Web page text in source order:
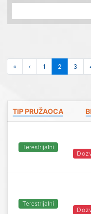
« ‹ 1 2 3
TIP PRUŽAOCA
Terestrijalni
Terestrijalni